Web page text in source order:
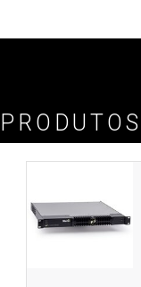
PRODUTOS